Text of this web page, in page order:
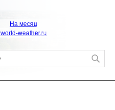
На месяц
world-weather.ru